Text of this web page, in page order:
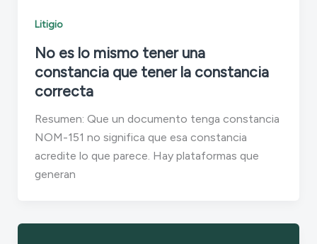
Litigio
No es lo mismo tener una
constancia que tener la constancia
correcta
Resumen: Que un documento tenga constancia
NOM-151 no significa que esa constancia
acredite lo que parece. Hay plataformas que
generan